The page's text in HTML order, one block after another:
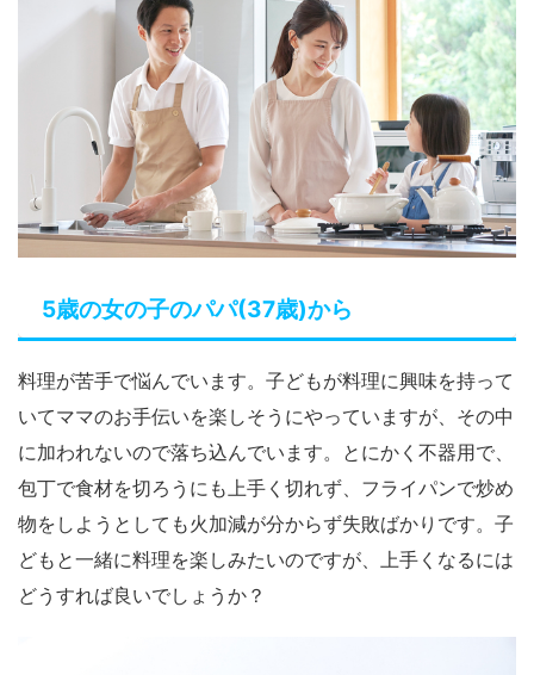
5歳の女の子のパパ(37歳)から
料理が苦手で悩んでいます。子どもが料理に興味を持って
いてママのお手伝いを楽しそうにやっていますが、その中
に加われないので落ち込んでいます。とにかく不器用で、
包丁で食材を切ろうにも上手く切れず、フライパンで炒め
物をしようとしても火加減が分からず失敗ばかりです。子
どもと一緒に料理を楽しみたいのですが、上手くなるには
どうすれば良いでしょうか？